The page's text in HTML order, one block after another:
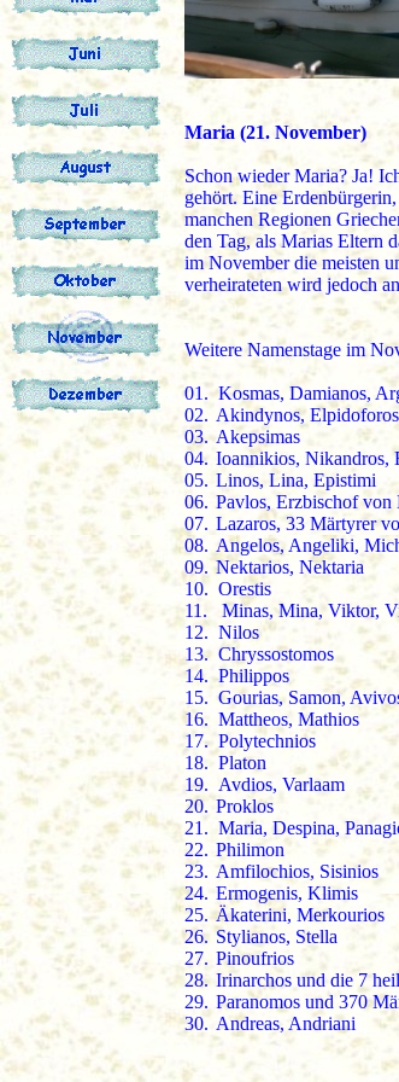
Maria (21. November)
Schon wieder Maria? Ja!
gehört. Eine
manchen Regionen
den Tag, als Marias Eltern
im November die meisten
verheirateten wird jedoch
Weitere Namenstage im
01. Kosmas, Damianos,
02. Akindynos, Elpidoforos
03.Akepsimas
04. Ioannikios, Nikandros,
05. Linos, Lina, Epistimi
06. Pavlos, Erzbischof von
07. Lazaros, 33 Märtyrer
08. Angelos, Angeliki,
09. Nektarios, Nektaria
10. Orestis
11.
Minas, Mina, Viktor,
12. Nilos
13. Chryssostomos
14. Philippos
15. Gourias, Samon,
16. Mattheos, Mathios
17. Polytechnios
18. Platon
19. Avdios, Varlaam
20. Proklos
21. Maria, Despina,
22. Philimon
23. Amfilochios, Sisinios
24. Ermogenis, Klimis
25. Äkaterini, Merkourios
26. Stylianos, Stella
27. Pinoufrios
28. Irinarchos und die 7
29. Paranomos und 370
30. Andreas, Andriani